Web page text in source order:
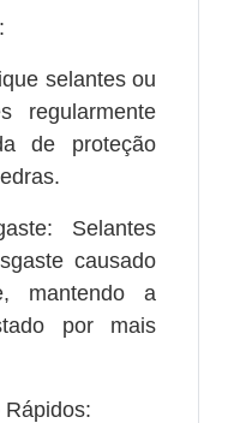
selantes ou
regularmente
de proteção
Selantes
causado
mantendo a
por mais